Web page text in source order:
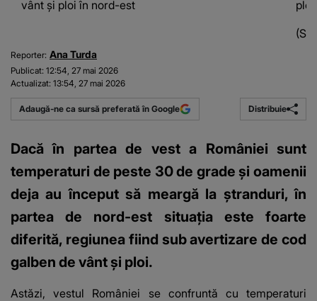
vânt și ploi în nord-est
Reporter: Ana Turda
Publicat: 12:54, 27 mai 2026
Actualizat: 13:54, 27 mai 2026
Adaugă-ne ca sursă preferată în Google Distribuie
Dacă în partea de vest a României sunt
temperaturi de peste 30 de grade și oamenii
deja au început să meargă la ștranduri, în
partea de nord-est situația este foarte
diferită, regiunea fiind sub avertizare de cod
galben de vânt și ploi.
Astăzi, vestul României se confruntă cu temperaturi